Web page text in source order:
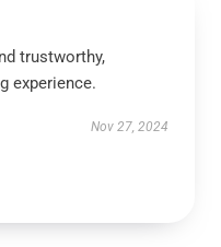
trustworthy,
experience.
Nov 27, 2024